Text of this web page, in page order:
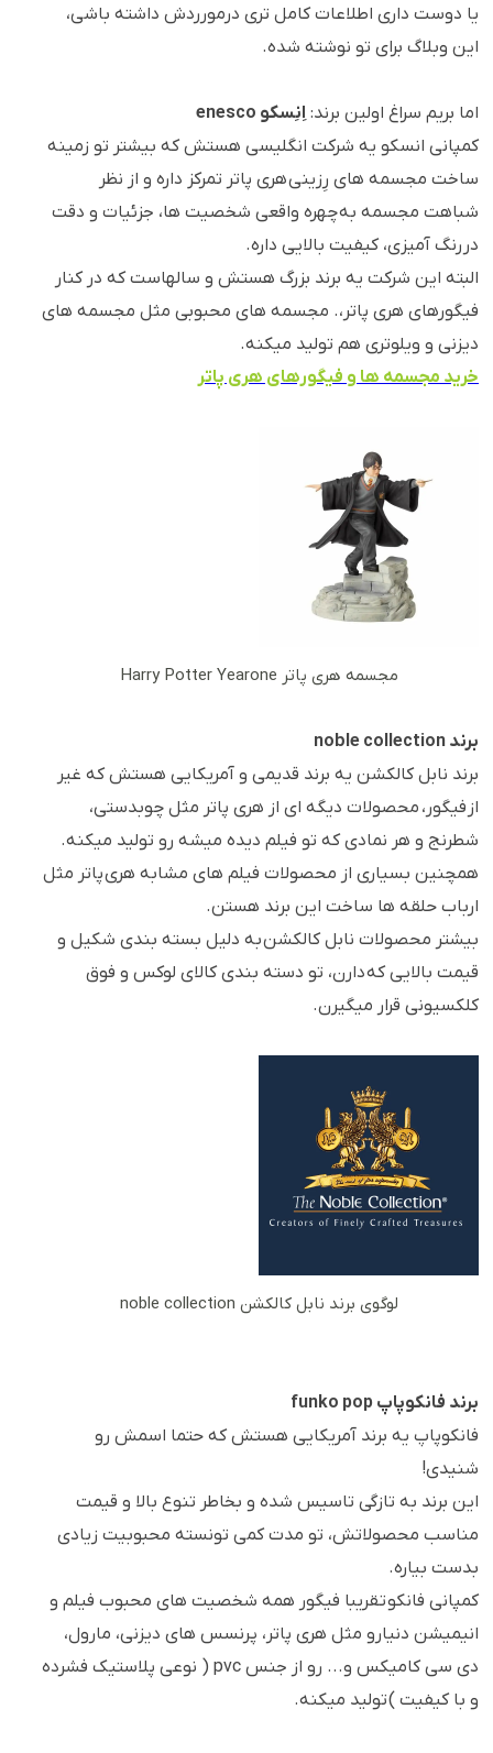
یا دوست داری اطلاعات کامل تری درمورردش داشته باشی،
این وبلاگ برای تو نوشته شده.
اما بریم سراغ اولین برند: اِنِسکو enesco
کمپانی انسکو یه شرکت انگلیسی هستش که بیشتر تو زمینه
ساخت مجسمه های رِزینی هری پاتر تمرکز داره و از نظر
شباهت مجسمه به چهره واقعی شخصیت ها، جزئیات و دقت
در رنگ آمیزی، کیفیت بالایی داره.
البته این شرکت یه برند بزرگ هستش و سالهاست که در کنار
فیگورهای هری پاتر،. مجسمه های محبوبی مثل مجسمه های
دیزنی و ویلوتری هم تولید میکنه.
خرید مجسمه ها و فیگورهای هری پاتر
مجسمه هری پاتر Harry Potter Yearone
برند noble collection
برند نابل کالکشن یه برند قدیمی و آمریکایی هستش که غیر
از فیگور، محصولات دیگه ای از هری پاتر مثل چوبدستی،
شطرنج و هر نمادی که تو فیلم دیده میشه رو تولید میکنه.
همچنین بسیاری از محصولات فیلم های مشابه هری پاتر مثل
ارباب حلقه ها ساخت این برند هستن.
بیشتر محصولات نابل کالکشن به دلیل بسته بندی شکیل و
قیمت بالایی که دارن، تو دسته بندی کالای لوکس و فوق
کلکسیونی قرار میگیرن.
لوگوی برند نابل کالکشن noble collection
برند فانکوپاپ funko pop
فانکوپاپ یه برند آمریکایی هستش که حتما اسمش رو
شنیدی!
این برند به تازگی تاسیس شده و بخاطر تنوع بالا و قیمت
مناسب محصولاتش، تو مدت کمی تونسته محبوبیت زیادی
بدست بیاره.
کمپانی فانکو تقریبا فیگور همه شخصیت های محبوب فیلم و
انیمیشن دنیارو مثل هری پاتر، پرنسس های دیزنی، مارول،
دی سی کامیکس و... رو از جنس pvc ( نوعی پلاستیک فشرده
و با کیفیت ) تولید میکنه.